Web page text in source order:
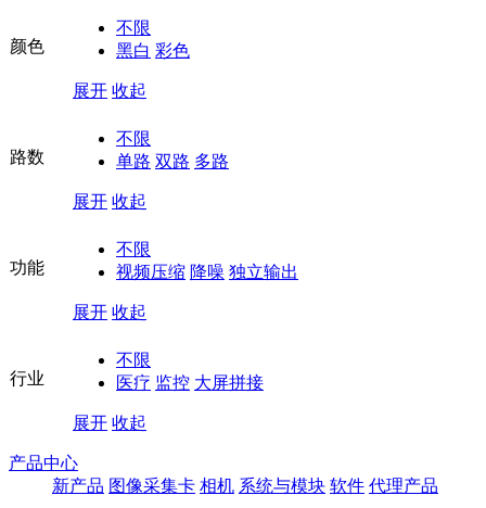
颜色
不限
黑白 彩色
展开 收起
路数
不限
单路 双路 多路
展开 收起
功能
不限
视频压缩 降噪 独立输出
展开 收起
行业
不限
医疗 监控 大屏拼接
展开 收起
产品中心
新产品 图像采集卡 相机 系统与模块 软件 代理产品